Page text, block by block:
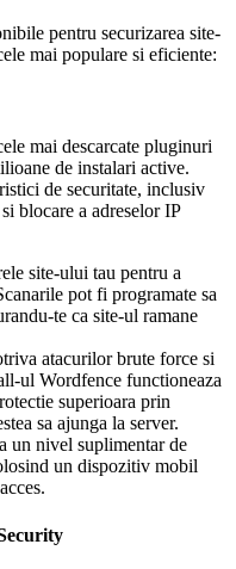
pentru securizarea site-
mai populare si eficiente:
mai descarcate pluginuri
de instalari active.
de securitate, inclusiv
blocare a adreselor IP
site-ului tau pentru a
pot fi programate sa
te ca site-ul ramane
atacurilor brute force si
ul Wordfence functioneaza
superioara prin
sa ajunga la server.
un nivel suplimentar de
un dispozitiv mobil